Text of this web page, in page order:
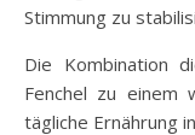
Stimmung zu
Die Kombination
Fenchel zu einem
tägliche Ernährung